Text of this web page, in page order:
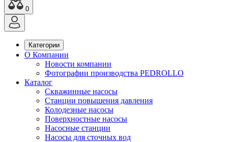
0
Категории
О Компании
Новости компании
Фотографии производства PEDROLLO
Каталог
Скважинные насосы
Станции повышения давления
Колодезные насосы
Поверхностные насосы
Насосные станции
Насосы для сточных вод